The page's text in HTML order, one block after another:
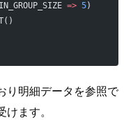
=> 5)
り明細データを参照で
ます。